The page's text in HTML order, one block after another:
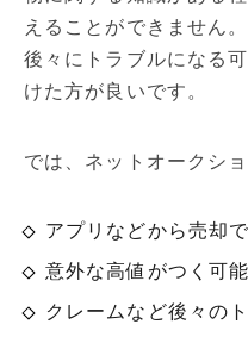
えることができません
後々にトラブルになる
けた方が良いです。
では、ネットオークシ
アプリなどから売却
意外な高値がつく可
クレームなど後々の